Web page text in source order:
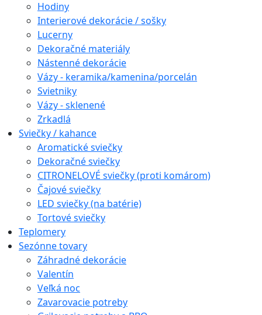
Hodiny
Interierové dekorácie / sošky
Lucerny
Dekoračné materiály
Nástenné dekorácie
Vázy - keramika/kamenina/porcelán
Svietniky
Vázy - sklenené
Zrkadlá
Sviečky / kahance
Aromatické sviečky
Dekoračné sviečky
CITRONELOVÉ sviečky (proti komárom)
Čajové sviečky
LED sviečky (na batérie)
Tortové sviečky
Teplomery
Sezónne tovary
Záhradné dekorácie
Valentín
Veľká noc
Zavarovacie potreby